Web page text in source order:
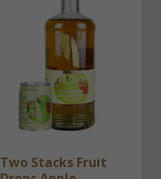
Two Stacks Fruit